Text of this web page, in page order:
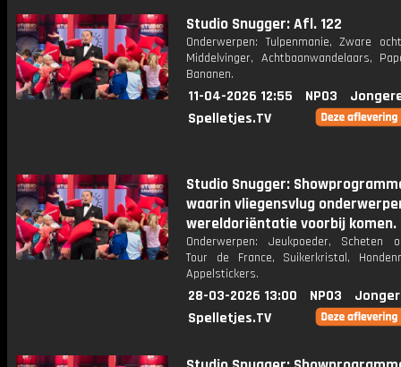
Studio Snugger: Afl. 122
Onderwerpen: Tulpenmanie, Zware
Middelvinger, Achtbaanwandelaars,
Bananen.
11-04-2026 12:55 NPO3
Spelletjes.TV
Studio Snugger:
waarin vliegensvlug
wereldoriëntatie voorbij komen.
Onderwerpen: Jeukpoeder, Scheten
Tour de France, Suikerkristal,
Appelstickers.
28-03-2026 13:00 NPO3
Spelletjes.TV